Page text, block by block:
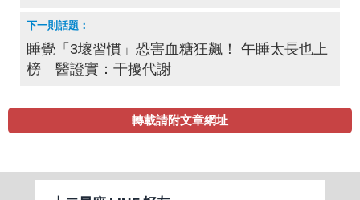
睡覺「3壞習慣」恐害血糖狂飆！ 午睡太長也上
榜 醫證實：干擾代謝
轉載請附文章網址